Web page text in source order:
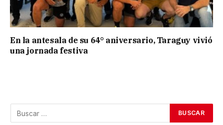
En la antesala de su 64° aniversario, Taraguy vivió
una jornada festiva